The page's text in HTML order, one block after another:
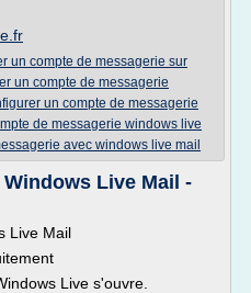
un compte de messagerie sur
un compte de messagerie
un compte de messagerie
de messagerie windows live
avec windows live mail
Live Mail -
Live Mail
Live s'ouvre.